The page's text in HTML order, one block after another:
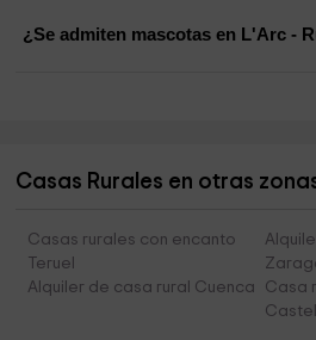
¿Se admiten mascotas en L'Arc -
Casas Rurales en otras
Casas rurales con encanto
Teruel
Alquiler de casa rural Cuenca
Casa